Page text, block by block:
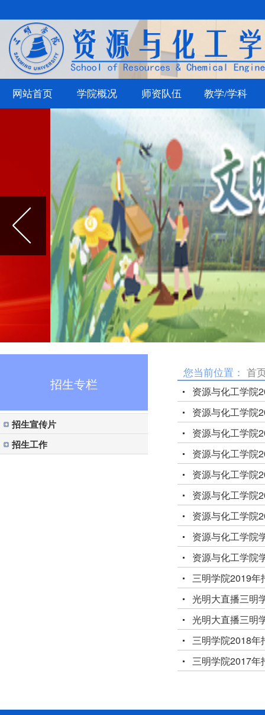
网站首页 学院概况 师资队伍 教学/学科
招生专栏
招生宣传片
招生工作
您当前位置： 首
资源与化工学院
资源与化工学院
资源与化工学院
资源与化工学院
资源与化工学院
资源与化工学院
资源与化工学院
资源与化工学院
资源与化工学院
三明学院2019年
光明大直播三明
光明大直播三明
三明学院2018年
三明学院2017年